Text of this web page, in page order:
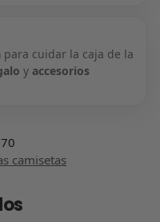
para cuidar la caja de la
y accesorios
camisetas